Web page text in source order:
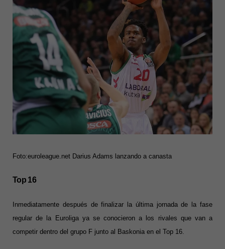
Foto:euroleague.net Darius Adams lanzando a canasta
Top 16
Inmediatamente después de finalizar la última jornada de la fase
regular de la Euroliga ya se conocieron a los rivales que van a
competir dentro del grupo F junto al Baskonia en el Top 16.